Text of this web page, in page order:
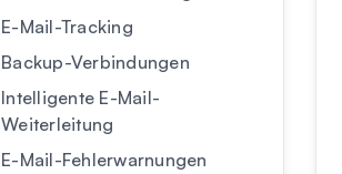
E-Mail-Tracking
Backup-Verbindungen
Intelligente E-Mail-
Weiterleitung
E-Mail-Fehlerwarnungen